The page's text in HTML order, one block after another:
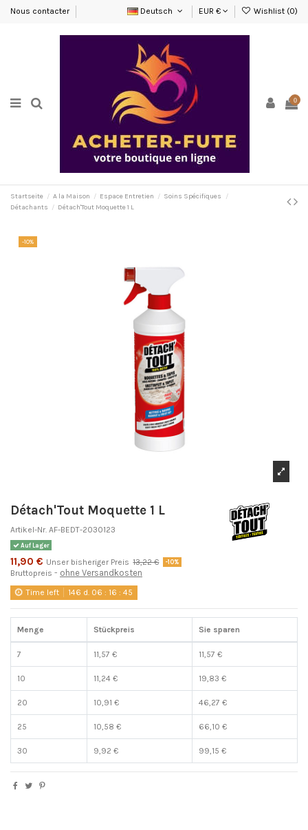
Nous contacter Deutsch EUR € Wishlist (0)
0
Startseite A la Maison Espace Entretien
Soins Spécifiques
Détachants
Détach'Tout Moquette 1 L
-10%
Détach'Tout Moquette 1 L
Artikel-Nr. AF-BEDT-2030123
Auf Lager
11,90 € Unser bisheriger Preis 13,22 € -10%
Bruttopreis ohne Versandkosten
Time left 146 d. 06 : 16 :45
Menge Stückpreis Sie sparen
7 11,57 € 11,57 €
10 11,24 € 19,83 €
20 10,91 € 46,27 €
25 10,58 € 66,10 €
30 9,92 € 99,15 €